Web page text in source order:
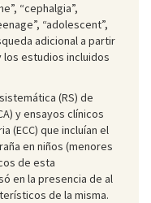
“cephalgia”,
“adolescent”,
adicional a partir
estudios incluidos
(RS) de
y ensayos clínicos
(ECC) que incluían el
en niños (menores
de esta
en la presencia de al
de la misma.